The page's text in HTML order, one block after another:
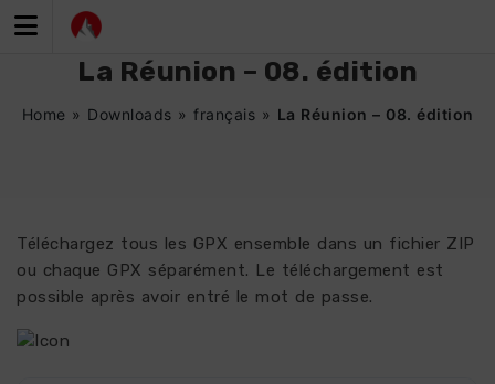
Inhalt
La Réunion – 08. édition
Home » Downloads » français » La Réunion – 08. édition
Téléchargez tous les GPX ensemble dans un fichier ZIP
ou chaque GPX séparément. Le téléchargement est
possible après avoir entré le mot de passe.